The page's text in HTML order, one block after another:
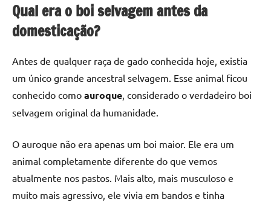
Qual era o boi selvagem antes da
domesticação?
Antes de qualquer raça de gado conhecida hoje, existia
um único grande ancestral selvagem. Esse animal ficou
conhecido como auroque, considerado o verdadeiro boi
selvagem original da humanidade.
O auroque não era apenas um boi maior. Ele era um
animal completamente diferente do que vemos
atualmente nos pastos. Mais alto, mais musculoso e
muito mais agressivo, ele vivia em bandos e tinha